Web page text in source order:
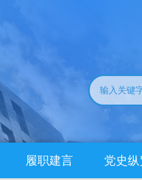
履职建言 党史